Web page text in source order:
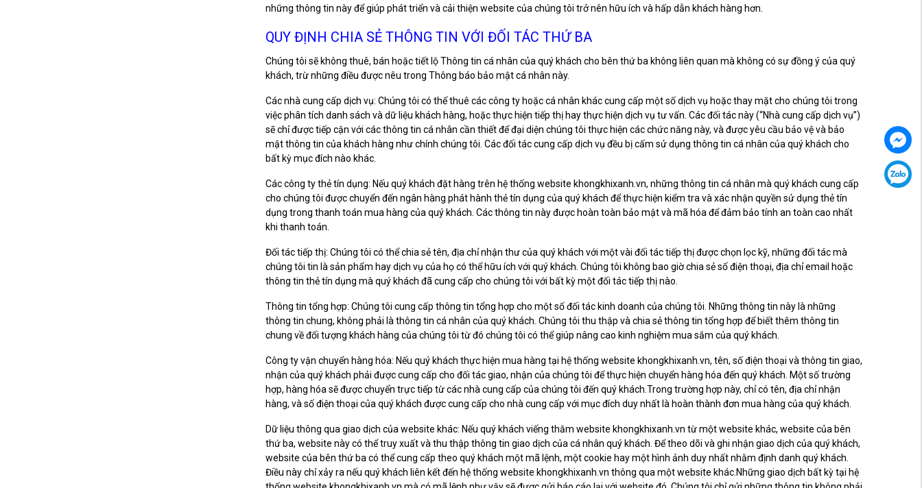
những thông tin này để giúp phát triển và cải thiện website của chúng tôi trở nên hữu ích và hấp dẫn khách hàng hơn.
QUY ĐỊNH CHIA SẺ THÔNG TIN VỚI ĐỐI TÁC THỨ BA
Chúng tôi sẽ không thuê, bán hoặc tiết lộ Thông tin cá nhân của quý khách cho bên thứ ba không liên quan mà không có sự đồng ý của quý
khách, trừ những điều được nêu trong Thông báo bảo mật cá nhân này.
Các nhà cung cấp dịch vụ: Chúng tôi có thể thuê các công ty hoặc cá nhân khác cung cấp một số dịch vụ hoặc thay mặt cho chúng tôi trong
việc phân tích danh sách và dữ liệu khách hàng, hoặc thực hiện tiếp thị hay thực hiện dịch vụ tư vấn. Các đối tác này (“Nhà cung cấp dịch vụ”)
sẽ chỉ được tiếp cận với các thông tin cá nhân cần thiết để đại diện chúng tôi thực hiện các chức năng này, và được yêu cầu bảo vệ và bảo
mật thông tin của khách hàng như chính chúng tôi. Các đối tác cung cấp dịch vụ đều bị cấm sử dụng thông tin cá nhân của quý khách cho
bất kỳ mục đích nào khác.
Các công ty thẻ tín dụng: Nếu quý khách đặt hàng trên hệ thống website khongkhixanh.vn, những thông tin cá nhân mà quý khách cung cấp
cho chúng tôi được chuyển đến ngân hàng phát hành thẻ tín dụng của quý khách để thực hiện kiểm tra và xác nhận quyền sử dụng thẻ tín
dụng trong thanh toán mua hàng của quý khách. Các thông tin này được hoàn toàn bảo mật và mã hóa để đảm bảo tính an toàn cao nhất
khi thanh toán.
Đối tác tiếp thị: Chúng tôi có thể chia sẻ tên, địa chỉ nhận thư của quý khách với một vài đối tác tiếp thị được chọn lọc kỹ, những đối tác mà
chúng tôi tin là sản phẩm hay dịch vụ của họ có thể hữu ích với quý khách. Chúng tôi không bao giờ chia sẻ số điện thoại, địa chỉ email hoặc
thông tin thẻ tín dụng mà quý khách đã cung cấp cho chúng tôi với bất kỳ một đối tác tiếp thị nào.
Thông tin tổng hợp: Chúng tôi cung cấp thông tin tổng hợp cho một số đối tác kinh doanh của chúng tôi. Những thông tin này là những
thông tin chung, không phải là thông tin cá nhân của quý khách. Chúng tôi thu thập và chia sẻ thông tin tổng hợp để biết thêm thông tin
chung về đối tượng khách hàng của chúng tôi từ đó chúng tôi có thể giúp nâng cao kinh nghiệm mua sắm của quý khách.
Công ty vận chuyển hàng hóa: Nếu quý khách thực hiện mua hàng tại hệ thống website khongkhixanh.vn, tên, số điện thoại và thông tin giao,
nhận của quý khách phải được cung cấp cho đối tác giao, nhận của chúng tôi để thực hiện chuyển hàng hóa đến quý khách. Một số trường
hợp, hàng hóa sẽ được chuyển trực tiếp từ các nhà cung cấp của chúng tôi đến quý khách.Trong trường hợp này, chỉ có tên, địa chỉ nhận
hàng, và số điện thoại của quý khách được cung cấp cho nhà cung cấp với mục đích duy nhất là hoàn thành đơn mua hàng của quý khách.
Dữ liệu thông qua giao dịch của website khác: Nếu quý khách viếng thăm website khongkhixanh.vn từ một website khác, website của bên
thứ ba, website này có thể truy xuất và thu thập thông tin giao dịch của cá nhân quý khách. Để theo dõi và ghi nhận giao dịch của quý khách,
website của bên thứ ba có thể cung cấp theo quý khách một mã lệnh, một cookie hay một hình ảnh duy nhất nhằm định danh quý khách.
Điều này chỉ xảy ra nếu quý khách liên kết đến hệ thống website khongkhixanh.vn thông qua một website khác.Những giao dịch bất kỳ tại hệ